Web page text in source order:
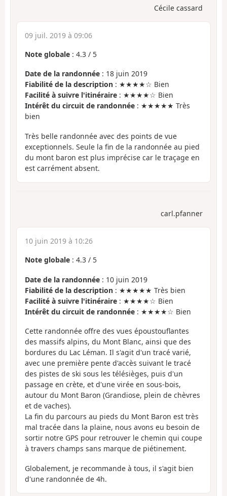
Cécile cassard
09 juil. 2019 à 09:06
Note globale : 4.3 / 5
Date de la randonnée : 18 juin 2019
Fiabilité de la description : ★★★★☆ Bien
Facilité à suivre l'itinéraire : ★★★★☆ Bien
Intérêt du circuit de randonnée : ★★★★★ Très
bien
Très belle randonnée avec des points de vue
exceptionnels. Seule la fin de la randonnée au pied
du mont baron est plus imprécise car le traçage en
est carrément absent.
carl.pfanner
10 juin 2019 à 10:26
Note globale : 4.3 / 5
Date de la randonnée : 10 juin 2019
Fiabilité de la description : ★★★★★ Très bien
Facilité à suivre l'itinéraire : ★★★★☆ Bien
Intérêt du circuit de randonnée : ★★★★☆ Bien
Cette randonnée offre des vues époustouflantes
des massifs alpins, du Mont Blanc, ainsi que des
bordures du Lac Léman. Il s'agit d'un tracé varié,
avec une première pente d'accès suivant le tracé
des pistes de ski sous les télésièges, puis d'un
passage en crète, et d'une virée en sous-bois,
autour du Mont Baron (Grandiose, plein de chèvres
et de vaches).
La fin du parcours au pieds du Mont Baron est très
mal tracée dans la plaine, nous avons eu besoin de
sortir notre GPS pour retrouver le chemin qui coupe
à travers champs sans marque de piétinement.
Globalement, je recommande à tous, il s'agit bien
d'une randonnée de 4h.